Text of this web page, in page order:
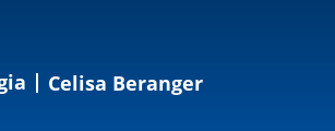
| Celisa Beranger